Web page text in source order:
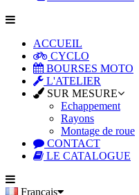
ACCUEIL
CYCLO
BOURSES MOTO
L'ATELIER
SUR MESURE
Echappement
Rayons
Montage de roue
CONTACT
LE CATALOGUE
Français